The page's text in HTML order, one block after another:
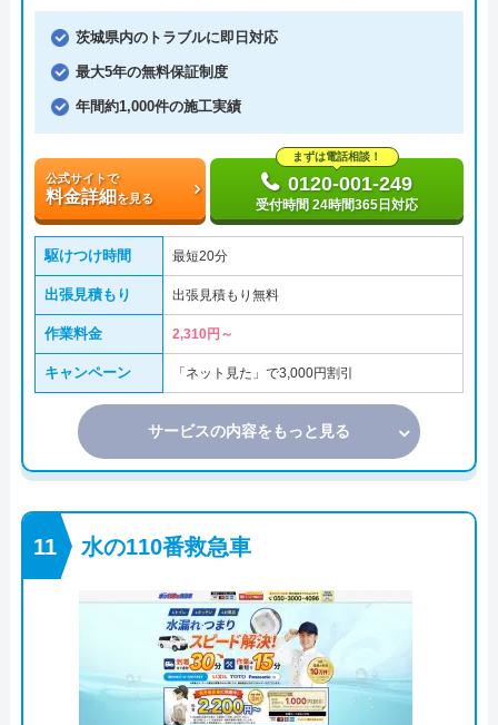
茨城県内のトラブルに即日対応
最大5年の無料保証制度
年間約1,000件の施工実績
公式サイトで
料金詳細を見る
まずは電話相談！
0120-001-249
受付時間 24時間365日対応
駆けつけ時間 最短20分
出張見積もり 出張見積もり無料
作業料金 2,310円～
キャンペーン 「ネット見た」で3,000円割引
サービスの内容をもっと見る
水の110番救急車